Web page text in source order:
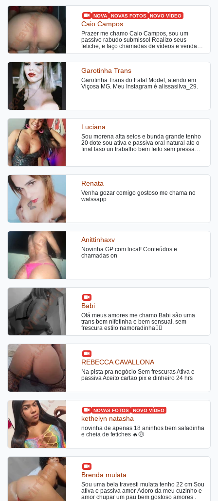
de prazer. Atendimento também a casais. Se
você procura um atendimento top e
maravilhoso, encontrou. Sou uma gata do tipo
fitness, gosto de realizar fetiches, tenho um
dote de 19cm, sou estilo namoradinha. Uma
bela morena completa ativa e passiva muito
safada com um dote bem gostoso para você
gostoso uma puta, sempre disponível para
você. Sou uma ativa dominante e passiva
fogosa, tudo o que deseja. Ao me ligar vai
adorar minha linda voz, sempre transmitindo
preciso que você me contate com 30 minutos
trans muito safada e disposta a fazer loucuras
com você estilo namoradinha do jeito que
você gosta, garanto que não irá se arrepender
e ficará querendo bis. Aceito cartões de
crédito e débito, te darei um atendimento
repetir. Estou na cidade, atendo no meu local
super tranquilo ou se preferir em motel e hotel.
Não passe vontade, te surpreenderei na cama
para termos uma safadeza fantástica e
satisfatória, me contate, beijos.
NOVA NOVAS FOTOS NOVO VÍDEO
Caio Campos
Prazer me chamo Caio Campos, sou um
passivo rabudo submisso! Realizo seus
fetiche, e faço chamadas de vídeos e vendas
de conteúdos!
Garotinha Trans
Garotinha Trans do Fatal Model, atendo em
Viçosa MG. Meu Instagram é alissasilva_29.
Luciana
Sou morena alta seios e bunda grande tenho
20 dote sou ativa e passiva oral natural ate o
final faso un trabalho bem feito sem pressa
Renata
Venha gozar comigo gostoso me chama no
watssapp
Anittinhaxv
Novinha GP com local! Conteúdos e
chamadas on
Babi
Olá meus amores me chamo Babi são uma
trans bem nifetinha e bem sensual, sem
frescura estilo namoradinha❤️‍🔥
REBECCA CAVALLONA
Na pista pra negócio Sem frescuras Ativa e
passiva Aceito cartao pix e dinheiro 24 hrs
NOVAS FOTOS NOVO VÍDEO
kethelyn natasha
novinha de apenas 18 aninhos bem safadinha
e cheia de fetiches 🔥🙃
Brenda mulata
Sou uma bela travesti mulata tenho 22 cm Sou
ativa e passiva amor Adoro da meu cuzinho e
amor chupar um pau bem gostoso amores .